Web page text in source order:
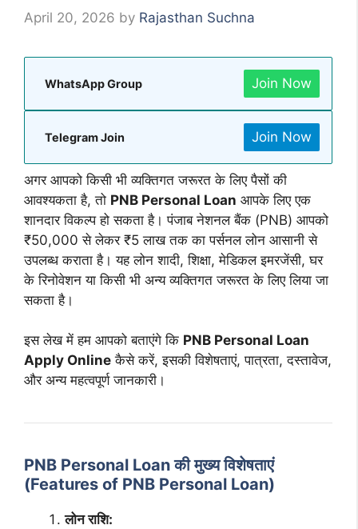
April 20, 2026 by Rajasthan Suchna
WhatsApp Group Join Now
Telegram Join Join Now
अगर आपको किसी भी व्यक्तिगत जरूरत के लिए पैसों की
आवश्यकता है, तो PNB Personal Loan आपके लिए एक
शानदार विकल्प हो सकता है। पंजाब नेशनल बैंक (PNB) आपको
₹50,000 से लेकर ₹5 लाख तक का पर्सनल लोन आसानी से
उपलब्ध कराता है। यह लोन शादी, शिक्षा, मेडिकल इमरजेंसी, घर
के रिनोवेशन या किसी भी अन्य व्यक्तिगत जरूरत के लिए लिया जा
सकता है।
इस लेख में हम आपको बताएंगे कि PNB Personal Loan
Apply Online कैसे करें, इसकी विशेषताएं, पात्रता, दस्तावेज,
और अन्य महत्वपूर्ण जानकारी।
PNB Personal Loan की मुख्य विशेषताएं
(Features of PNB Personal Loan)
लोन राशि: